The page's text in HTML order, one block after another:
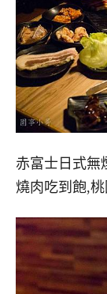
赤富士日式無
燒肉吃到飽,